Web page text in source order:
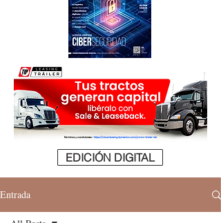
EDICIÓN DIGITAL
Entrada